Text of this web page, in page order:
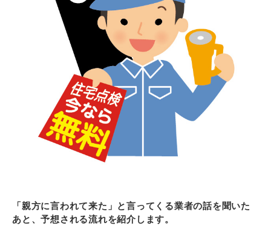
「親方に言われて来た」と言ってくる業者の話を聞いた
あと、予想される流れを紹介します。